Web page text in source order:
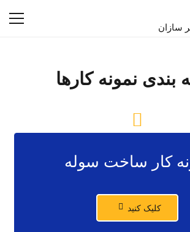
بندی نمونه کارها
کار ساخت سوله
کلیک کنید